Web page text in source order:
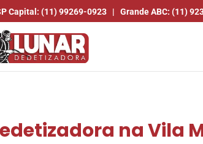
Capital: (11) 99269-0923 |Grande ABC: (11)
na Vila